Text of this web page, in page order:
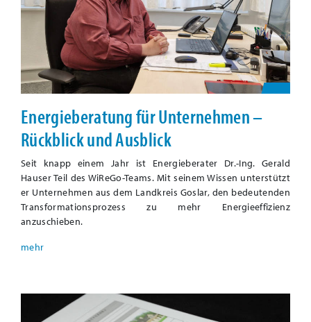
Energieberatung für Unternehmen –
Rückblick und Ausblick
Seit knapp einem Jahr ist Energieberater Dr.-Ing. Gerald
Hauser Teil des WiReGo-Teams. Mit seinem Wissen unterstützt
er Unternehmen aus dem Landkreis Goslar, den bedeutenden
Transformationsprozess zu mehr Energieeffizienz
anzuschieben.